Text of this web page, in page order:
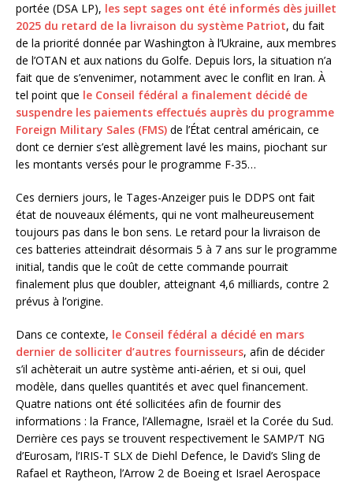
portée (DSA LP), les sept sages ont été informés dès juillet
2025 du retard de la livraison du système Patriot, du fait
de la priorité donnée par Washington à l’Ukraine, aux membres
de l’OTAN et aux nations du Golfe. Depuis lors, la situation n’a
fait que de s’envenimer, notamment avec le conflit en Iran. À
tel point que le Conseil fédéral a finalement décidé de
suspendre les paiements effectués auprès du programme
Foreign Military Sales (FMS) de l’État central américain, ce
dont ce dernier s’est allègrement lavé les mains, piochant sur
les montants versés pour le programme F-35…
Ces derniers jours, le Tages-Anzeiger puis le DDPS ont fait
état de nouveaux éléments, qui ne vont malheureusement
toujours pas dans le bon sens. Le retard pour la livraison de
ces batteries atteindrait désormais 5 à 7 ans sur le programme
initial, tandis que le coût de cette commande pourrait
finalement plus que doubler, atteignant 4,6 milliards, contre 2
prévus à l’origine.
Dans ce contexte, le Conseil fédéral a décidé en mars
dernier de solliciter d’autres fournisseurs, afin de décider
s’il achèterait un autre système anti-aérien, et si oui, quel
modèle, dans quelles quantités et avec quel financement.
Quatre nations ont été sollicitées afin de fournir des
informations : la France, l’Allemagne, Israël et la Corée du Sud.
Derrière ces pays se trouvent respectivement le SAMP/T NG
d’Eurosam, l’IRIS-T SLX de Diehl Defence, le David’s Sling de
Rafael et Raytheon, l’Arrow 2 de Boeing et Israel Aerospace